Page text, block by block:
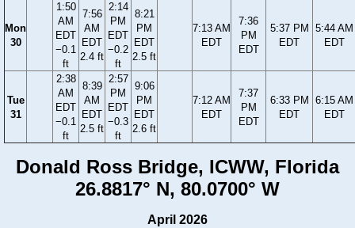
Mon
30
1:50
AM
EDT
−0.1
ft
7:56
AM
EDT
2.4 ft
2:14
PM
EDT
−0.2
ft
8:21
PM
EDT
2.5 ft
7:13 AM
EDT
7:36
PM
EDT
5:37 PM
EDT
5:44 AM
EDT
Tue
31
2:38
AM
EDT
−0.1
ft
8:39
AM
EDT
2.5 ft
2:57
PM
EDT
−0.3
ft
9:06
PM
EDT
2.6 ft
7:12 AM
EDT
7:37
PM
EDT
6:33 PM
EDT
6:15 AM
EDT
Donald Ross Bridge, ICWW, Florida
26.8817° N, 80.0700° W
April 2026